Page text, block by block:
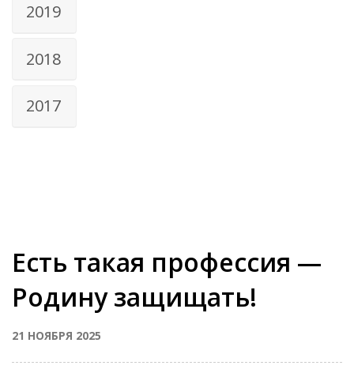
2019
2018
2017
Есть такая профессия —
Родину защищать!
21 НОЯБРЯ 2025